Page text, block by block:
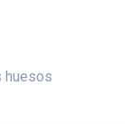
huesos